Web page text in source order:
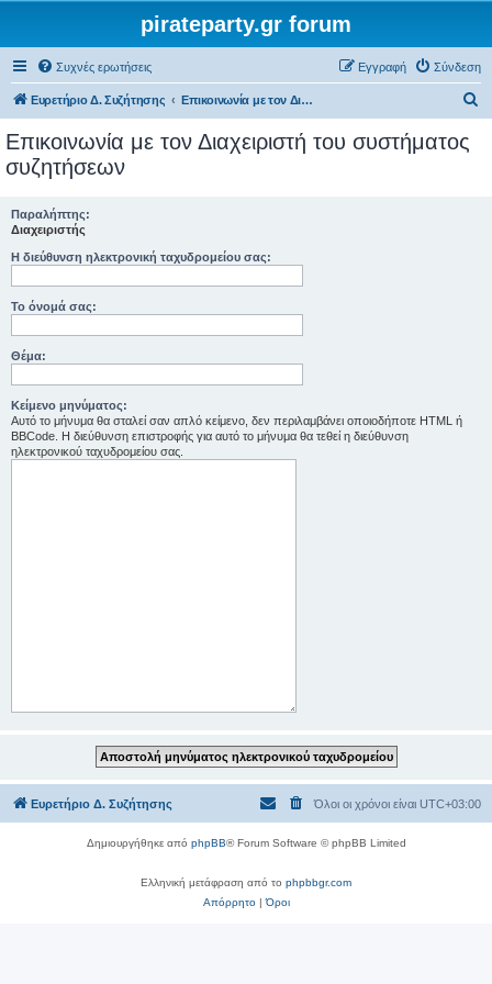
pirateparty.gr forum
Συχνές ερωτήσεις Σύνδεση
Εγγραφή
Ευρετήριο Δ. Συζήτησης Επικοινωνία με τον Διαχειριστή του συστήματος συζητήσεων
Επικοινωνία με τον Διαχειριστή του συστήματος
συζητήσεων
Παραλήπτης:
Διαχειριστής
Η διεύθυνση ηλεκτρονική ταχυδρομείου σας:
Το όνομά σας:
Θέμα:
Κείμενο μηνύματος:
Αυτό το μήνυμα θα σταλεί σαν απλό κείμενο, δεν περιλαμβάνει οποιοδήποτε HTML ή
BBCode. Η διεύθυνση επιστροφής για αυτό το μήνυμα θα τεθεί η διεύθυνση
ηλεκτρονικού ταχυδρομείου σας.
Ευρετήριο Δ. Συζήτησης Όλοι οι χρόνοι είναι UTC+03:00
Δημιουργήθηκε από phpBB® Forum Software © phpBB Limited
Ελληνική μετάφραση από το phpbbgr.com
Απόρρητο|Όροι